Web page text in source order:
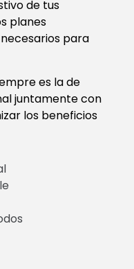
de tus
planes
para
es la de
juntamente con
los beneficios